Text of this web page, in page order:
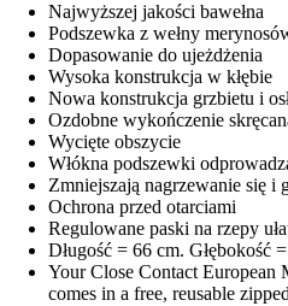
Najwyższej jakości bawełna
Podszewka z wełny
Dopasowanie do ujeżdżenia
Wysoka konstrukcja w kłębie
Nowa konstrukcja grzbietu i
Ozdobne wykończenie
Wycięte obszycie
Włókna podszewki
Zmniejszają nagrzewanie się i
Ochrona przed otarciami
Regulowane paski na rzepy
Długość = 66 cm. Głębokość
Your Close Contact European
comes in a free, reusable